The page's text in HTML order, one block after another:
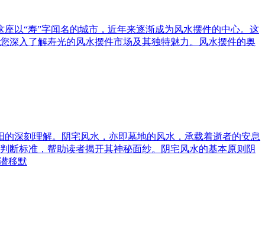
以“寿”字闻名的城市，近年来逐渐成为风水摆件的中心。这
深入了解寿光的风水摆件市场及其独特魅力。风水摆件的奥
深刻理解。阴宅风水，亦即墓地的风水，承载着逝者的安息
断标准，帮助读者揭开其神秘面纱。阴宅风水的基本原则阴
移默